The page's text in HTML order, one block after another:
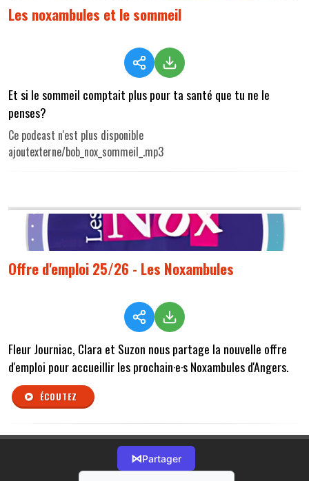
Les noxambules et le sommeil
Et si le sommeil comptait plus pour ta santé que tu ne le
penses?
Ce podcast n'est plus disponible
ajoutexterne/bob_nox_sommeil_.mp3
Offre d'emploi 25/26 - Les Noxambules
Fleur Journiac, Clara et Suzon nous partage la nouvelle offre
d'emploi pour accueillir les prochain·e·s Noxambules d'Angers.
ÉCOUTEZ
⋈Partager